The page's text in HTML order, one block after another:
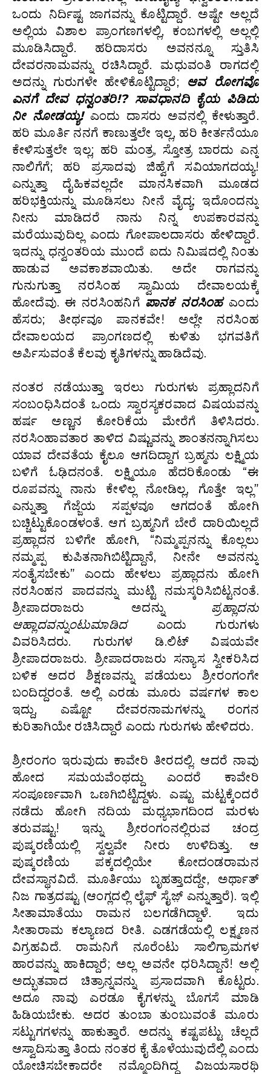
ಒಂದು ನಿರ್ದಿಷ್ಟ ಜಾಗವನ್ನು ಕೊಟ್ಟಿದ್ದಾರೆ. ಅಷ್ಟೇ ಅಲ್ಲದೆ
ಅಲ್ಲಿಯ ವಿಶಾಲ ಪ್ರಾಂಗಣಗಳಲ್ಲಿ, ಕಂಬಗಳಲ್ಲಿ ಅಲ್ಲಲ್ಲಿ
ಮೂಡಿಸಿದ್ದಾರೆ. ಹರಿದಾಸರು ಅವನನ್ನೂ ಸ್ತುತಿಸಿ
ದೇವರನಾಮವನ್ನು ರಚಿಸಿದ್ದಾರೆ. ಮಧುವಂತಿ ರಾಗದಲ್ಲಿ
ಅದನ್ನು ಗುರುಗಳೇ ಹೇಳಿಕೊಟ್ಟಿದ್ದಾರೆ; ಆವ ರೋಗವೊ
ಎನಗೆ ದೇವ ಧನ್ವಂತರಿ!? ಸಾವಧಾನದಿ ಕೈಯ ಪಿಡಿದು
ನೀ ನೋಡಯ್ಯ! ಎಂದು ದಾಸರು ಅವನಲ್ಲಿ ಕೇಳುತ್ತಾರೆ.
ಹರಿ ಮೂರ್ತಿ ನನಗೆ ಕಾಣುತ್ತಲೇ ಇಲ್ಲ, ಹರಿ ಕೀರ್ತನೆಯೂ
ಕೇಳಿಸುತ್ತಲೇ ಇಲ್ಲ; ಹರಿ ಮಂತ್ರ, ಸ್ತೋತ್ರ ಬಾರದು ಎನ್ನ
ನಾಲಿಗೆಗೆ; ಹರಿ ಪ್ರಸಾದವು ಜಿಹ್ವೆಗೆ ಸವಿಯಾಗದಯ್ಯ!
ಎನ್ನುತ್ತಾ ದೈಹಿಕವಲ್ಲದೇ ಮಾನಸಿಕವಾಗಿ ಮೂಡದ
ಹರಿಭಕ್ತಿಯನ್ನು ಮೂಡಿಸಲು ನೀನೆ ವೈದ್ಯ; ಇದೊಂದನ್ನು
ನೀನು ಮಾಡಿದರೆ ನಾನು ನಿನ್ನ ಉಪಕಾರವನ್ನು
ಮರೆಯುವುದಿಲ್ಲ ಎಂದು ಗೋಪಾಲದಾಸರು ಹೇಳಿದ್ದಾರೆ.
ಇದನ್ನು ಧನ್ವಂತರಿಯ ಮುಂದೆ ಐದು ನಿಮಿಷದಲ್ಲಿ ನಿಂತು
ಹಾಡುವ ಅವಕಾಶವಾಯಿತು. ಅದೇ ರಾಗವನ್ನು
ಗುನುಗುತ್ತಾ ನರಸಿಂಹ ಸ್ವಾಮಿಯ ದೇವಾಲಯಕ್ಕೆ
ಹೋದೆವು. ಈ ನರಸಿಂಹನಿಗೆ ಪಾನಕ ನರಸಿಂಹ ಎಂದು
ಹೆಸರು; ತೀರ್ಥವೂ ಪಾನಕವೇ! ಅಲ್ಲೇ ನರಸಿಂಹ
ದೇವಾಲಯದ ಪ್ರಾಂಗಣದಲ್ಲಿ ಕುಳಿತು ಭಗವತಿಗೆ
ಅರ್ಪಿಸುವಂತೆ ಕೆಲವು ಕೃತಿಗಳನ್ನು ಹಾಡಿದೆವು.
ನಂತರ ನಡೆಯುತ್ತಾ ಇರಲು ಗುರುಗಳು ಪ್ರಹ್ಲಾದನಿಗೆ
ಸಂಬಂಧಿಸಿದಂತೆ ಒಂದು ಸ್ವಾರಸ್ಯಕರವಾದ ವಿಷಯವನ್ನು
ಹರ್ಷ ಅಣ್ಣನ ಕೋರಿಕೆಯ ಮೇರೆಗೆ ತಿಳಿಸಿದರು.
ನರಸಿಂಹಾವತಾರ ತಾಳಿದ ವಿಷ್ಣುವನ್ನು ಶಾಂತನನ್ನಾಗಿಸಲು
ಯಾವ ದೇವತೆಯ ಕೈಲೂ ಆಗದಿದ್ದಾಗ ಬ್ರಹ್ಮನು ಲಕ್ಷ್ಮಿಯ
ಬಳಿಗೆ ಓಢಿದನಂತೆ. ಲಕ್ಷ್ಮಿಯೂ ಹೆದರಿಕೊಂಡು “ಈ
ರೂಪವನ್ನು ನಾನು ಕೇಳಿಲ್ಲ ನೋಡಿಲ್ಲ, ಗೊತ್ತೇ ಇಲ್ಲ”
ಎನ್ನುತ್ತಾ ಗೆಜ್ಜೆಯ ಸಪ್ಪಳವೂ ಆಗದಂತೆ ಹೋಗಿ
ಬಚ್ಚಿಟ್ಟುಕೊಂಡಳಂತೆ. ಆಗ ಬ್ರಹ್ಮನಿಗೆ ಬೇರೆ ದಾರಿಯಿಲ್ಲದೆ
ಪ್ರಹ್ಲಾದನ ಬಳಿಗೇ ಹೋಗಿ, “ನಿಮ್ಮಪ್ಪನನ್ನು ಕೊಲ್ಲಲು
ನಮ್ಮಪ್ಪ ಕುಪಿತನಾಗಿಬಿಟ್ಟಿದ್ದಾನೆ, ನೀನೇ ಅವನನ್ನು
ಸಂತೈಸಬೇಕು” ಎಂದು ಹೇಳಲು ಪ್ರಹ್ಲಾದನು ಹೋಗಿ
ನರಸಿಂಹನ ಪಾದವನ್ನು ಮುಟ್ಟಿ ನಮಸ್ಕರಿಸಿಬಿಟ್ಟನಂತೆ.
ಶ್ರೀಪಾದರಾಜರು ಅದನ್ನು ಪ್ರಹ್ಲಾದನು
ಆಹ್ಲಾದವನ್ನುಂಟುಮಾಡಿದ ಎಂದು ಗುರುಗಳು
ವಿವರಿಸಿದರು. ಗುರುಗಳ ಡಿ.ಲಿಟ್‌ ವಿಷಯವೇ
ಶ್ರೀಪಾದರಾಜರು. ಶ್ರೀಪಾದರಾಜರು ಸನ್ಯಾಸ ಸ್ವೀಕರಿಸಿದ
ಬಳಿಕ ಅದರ ಶಿಕ್ಷಣವನ್ನು ಪಡೆಯಲು ಶ್ರೀರಂಗಂಗೇ
ಬಂದಿದ್ದರಂತೆ. ಅಲ್ಲಿ ಎರಡು ಮೂರು ವರ್ಷಗಳ ಕಾಲ
ಇದ್ದು, ಎಷ್ಟೋ ದೇವರನಾಮಗಳನ್ನು ರಂಗನ
ಕುರಿತಾಗಿಯೇ ರಚಿಸಿದ್ದಾರೆ ಎಂದು ಗುರುಗಳು ಹೇಳಿದರು.
ಶ್ರೀರಂಗಂ ಇರುವುದು ಕಾವೇರಿ ತೀರದಲ್ಲಿ. ಆದರೆ ನಾವು
ಹೋದ ಸಮಯವೆಂಥದ್ದು ಎಂದರೆ ಕಾವೇರಿ
ಸಂಪೂರ್ಣವಾಗಿ ಒಣಗಿಬಿಟ್ಟಿದ್ದಳು. ಎಷ್ಟು ಮಟ್ಟಕ್ಕೆಂದರೆ
ನಡೆದು ಹೋಗಿ ನದಿಯ ಮಧ್ಯಭಾಗದಿಂದ ಮರಳು
ತರುವಷ್ಟು! ಇನ್ನು ಶ್ರೀರಂಗಂನಲ್ಲಿರುವ ಚಂದ್ರ
ಪುಷ್ಕರಣಿಯಲ್ಲಿ ಸ್ವಲ್ವವೇ ನೀರು ಉಳಿದಿತ್ತು. ಆ
ಪುಷ್ಕರಣಿಯ ಪಕ್ಕದಲ್ಲಿಯೇ ಕೋದಂಡರಾಮನ
ದೇವಸ್ಥಾನವಿದೆ. ಮೂರ್ತಿಯು ಬೃಹತ್ತಾದದ್ದೇ, ಅರ್ಥಾತ್
ನಿಜ ಗಾತ್ರದಷ್ಟು (ಆಂಗ್ಲದಲ್ಲಿ ಲೈಫ್‌ ಸೈಜ಼್ ಎನ್ನುತ್ತಾರೆ). ಇಲ್ಲಿ
ಸೀತಾಮಾತೆಯು ರಾಮನ ಬಲಗಡೆಗಿದ್ದಾಳೆ. ಇದು
ಸೀತಾರಾಮ ಕಲ್ಯಾಣದ ರೀತಿ. ಎಡಗಡೆಯಲ್ಲಿ ಲಕ್ಷ್ಮಣನ
ವಿಗ್ರಹವಿದೆ. ರಾಮನಿಗೆ ನೂರೆಂಟು ಸಾಲಿಗ್ರಾಮಗಳ
ಹಾರವನ್ನು ಹಾಕಿದ್ದಾರೆ; ಅಲ್ಲ ಅವನೇ ಧರಿಸಿದ್ದಾನೆ! ಅಲ್ಲಿ
ಅದ್ಭುತವಾದ ಚಿತ್ರಾನ್ನವನ್ನು ಪ್ರಸಾದವಾಗಿ ಕೊಟ್ಟರು.
ಅದೂ ನಾವು ಎರಡೂ ಕೈಗಳನ್ನು ಬೊಗಸೆ ಮಾಡಿ
ಹಿಡಿಯಬೇಕು. ಅದರ ತುಂಬಾ ತುಂಬುವಂತೆ ಮೂರು
ಸಟ್ಟುಗಗಳನ್ನು ಹಾಕುತ್ತಾರೆ. ಅದನ್ನು ಕಷ್ಟಪಟ್ಟು ಚೆಲ್ಲದೆ
ಆಸ್ವಾದಿಸುತ್ತಾ ತಿಂದು ನಂತರ ಕೈ ತೊಳೆಯುವುದೆಲ್ಲಿ ಎಂದು
ಯೋಚಿಸಬೇಕಾದರೇ ನಮ್ಮೊಂದಿಗಿದ್ದ ವಿಜಯಸಾರಥಿ